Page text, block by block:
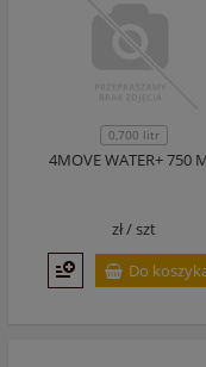
0,700 litr
4MOVE WATER+ 750
zł /szt
Do